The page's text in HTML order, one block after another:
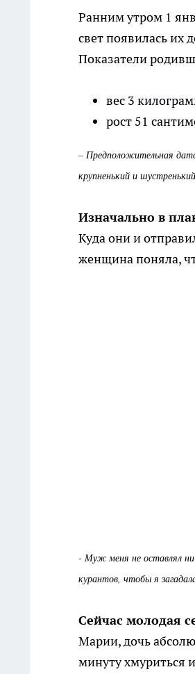
Ранним утром 1
свет появилась их
Показатели
вес 3
рост 51
– Предположительная
крупненький и
Изначально в
Куда они и
женщина поняла,
- Муж меня не оставлял ни
курантов, чтобы я
Сейчас молодая
Марии, дочь
минуту хмуриться